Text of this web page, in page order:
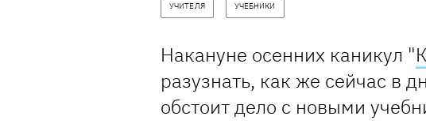
УЧИТЕЛЯ УЧЕБНИКИ
Накануне осенних каникул "
разузнать, как же сейчас в
обстоит дело с новыми